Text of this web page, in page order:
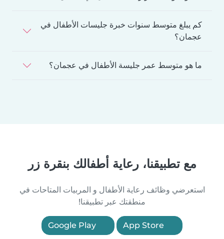
كم يبلغ متوسط سنوات خبرة جليسات الأطفال في
عجمان؟
ما هو متوسط عمر جليسة الأطفال في عجمان؟
مع تطبيقنا، رعاية أطفالك بنقرة زر
استعرضي وظائف رعاية الأطفال و المربيات المتاحات في
منطقتك عبر تطبيقنا!